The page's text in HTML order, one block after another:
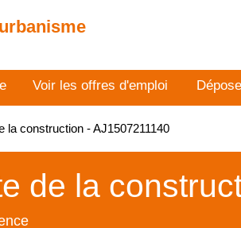
Voir les offres d'emploi
la construction - AJ1507211140
de la